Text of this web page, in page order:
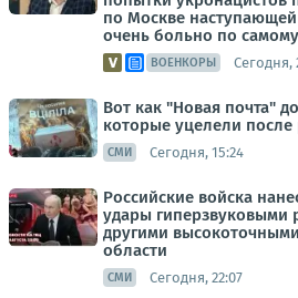
по Москве
очень больно по
ВОЕНКОРЫ Сегодня,
Вот как "Новая почта"
которые уцелели после
СМИ Сегодня, 15:24
Российские войска
удары гиперзвуковыми
другими
области
СМИ Сегодня, 22:07